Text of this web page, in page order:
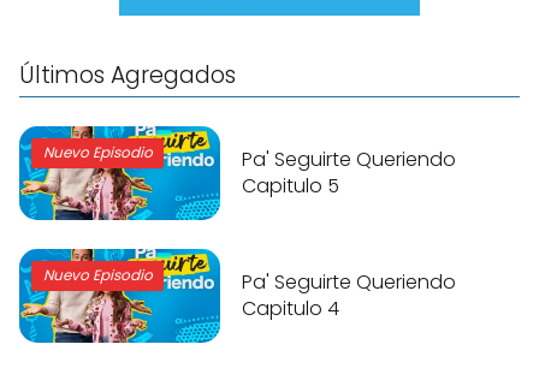
Últimos Agregados
Nuevo Episodio
Pa' Seguirte Queriendo
Capitulo 5
Nuevo Episodio
Pa' Seguirte Queriendo
Capitulo 4